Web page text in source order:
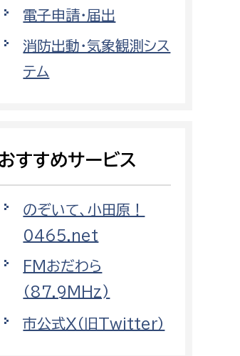
都市政策課
都市計画課
地域交通課
消防総務課
予防課
警防計画課
救急課
情報司令課
電子申請・届出
消防出動・気象観測シス
テム
すすめサービス
のぞいて、小田原！
0465.net
FMおだわら
（87.9MHz)
市公式X（旧Twitter）